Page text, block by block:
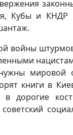
Кубы и КНДР
войны
мировой
книги в
в дорогие